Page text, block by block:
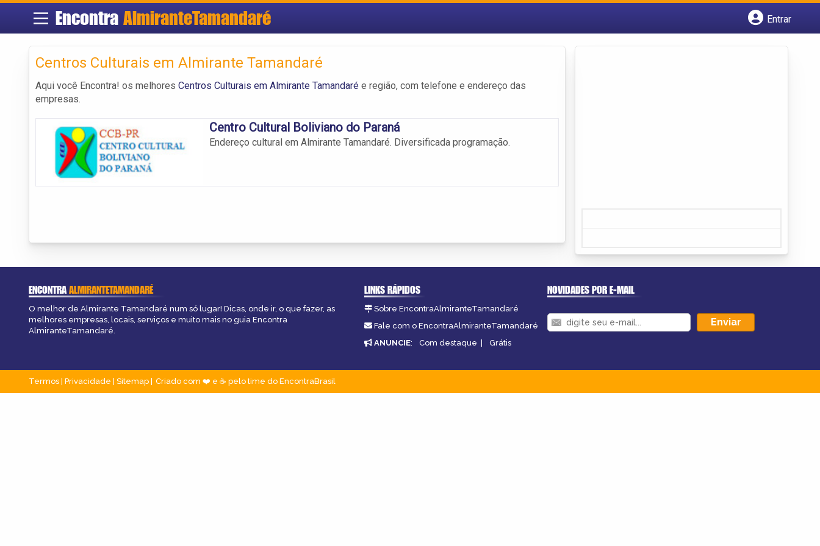
Encontra AlmiranteTamandaré
Entrar
Centros Culturais em Almirante Tamandaré
Aqui você Encontra! os melhores Centros Culturais em Almirante Tamandaré e região, com telefone e endereço das
empresas.
Centro Cultural Boliviano do Paraná
Endereço cultural em Almirante Tamandaré. Diversificada programação.
ENCONTRAALMIRANTETAMANDARÉ
O melhor de Almirante Tamandaré num só lugar! Dicas, onde ir, o que fazer, as
melhores empresas, locais, serviços e muito mais no guia Encontra
AlmiranteTamandaré.
LINKS RÁPIDOS
Sobre EncontraAlmiranteTamandaré
Fale com o EncontraAlmiranteTamandaré
ANUNCIE: Com destaque | Grátis
NOVIDADES POR E-MAIL
Termos | Privacidade | Sitemap Criado com ❤️ e ☕ pelo time do EncontraBrasil